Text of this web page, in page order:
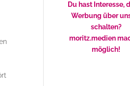
Du hast Interesse,
Werbung über
schalten?
moritz.medien
möglich!